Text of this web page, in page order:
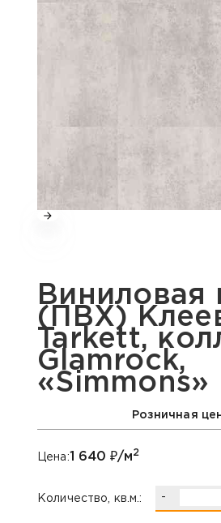
Виниловая
(ПВХ)
Tarkett,
Glamrock,
«Simmons»
Розничная
Цена:1 640 ₽/м2
Количество, кв.м.: -